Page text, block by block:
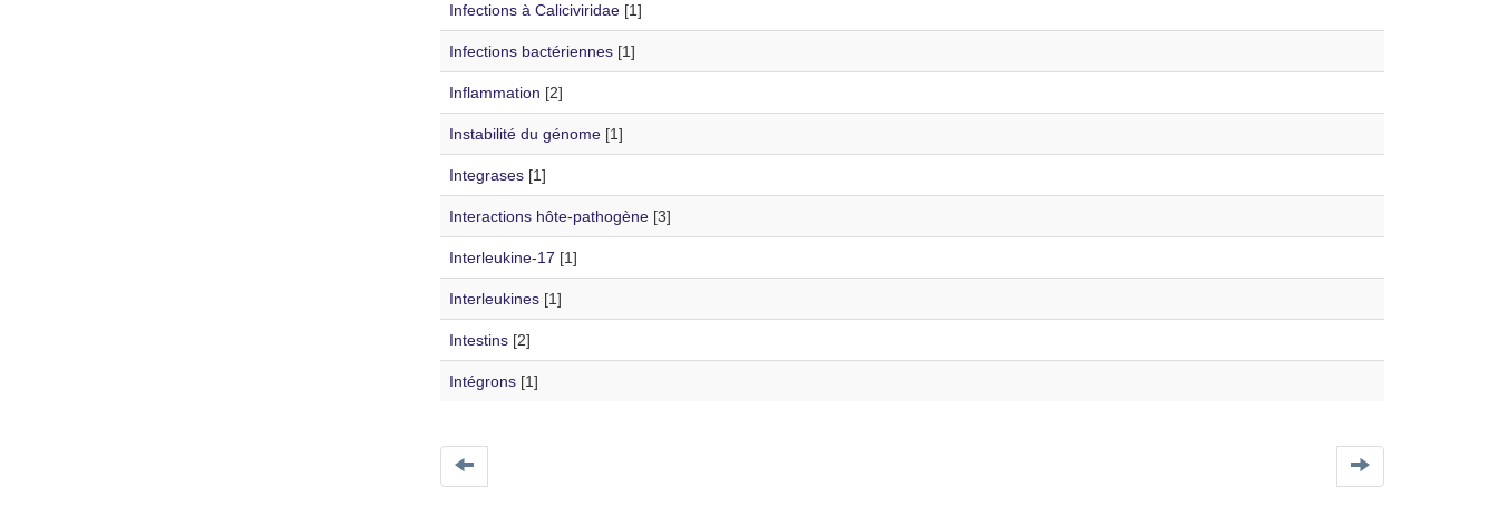
Infections à Caliciviridae[1]
Infections bactériennes[1]
Inflammation [2]
Instabilité du génome[1]
Integrases[1]
Interactions hôte-pathogène[3]
Interleukine-17 [1]
Interleukines[1]
Intestins[2]
Intégrons[1]